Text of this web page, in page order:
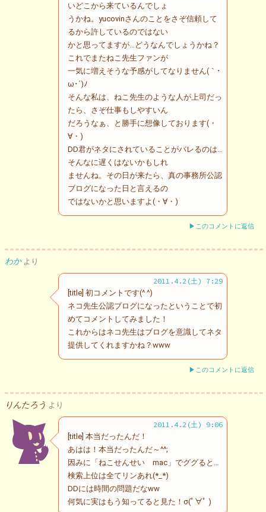
いどこから来ているんでしょ
うかね。yucovinさんのことをさぞ信頼して
るから許しているのではない
かと思ってますが…どうなんでしょうかね？
これでまたねこ先生ファンが
一気に増えそうな予感がしてなりません(｀･
ω･´)ﾉ
そんな私は、ねこ先生のような人が上司だっ
たら、さぞ仕事もしやすいん
だろうなぁ、と勝手に想像しております(・
∀・)
DD君がネタにされていることがバレるのは…
そんなに遅くはないかもしれ
ませんね。その日が来たら、真の事務所公認
ブログになった日と言えるの
ではないかと思いますよ(・∀・)
▶このコメントに返信
わか より
2011.4.2(土) 7:29
[title] 初コメントです(^ ^)
ネコ先生公認ブログになったということで初
めてコメントしてみました！
これからはネコ先生はブログを意識してネタ
提供してくれますかね？www
▶このコメントに返信
りんたろう より
2011.4.2(土) 9:06
[title] 本当だったんだ！
あはは！本当だったんだ～^^;
因みに「ねこせんせい mac」でググると…
検索上位は全てリンあれ(*_*)
DDには時間の問題だなww
何気に実はもう知ってると見た！σ(ﾟ∀ﾟ )